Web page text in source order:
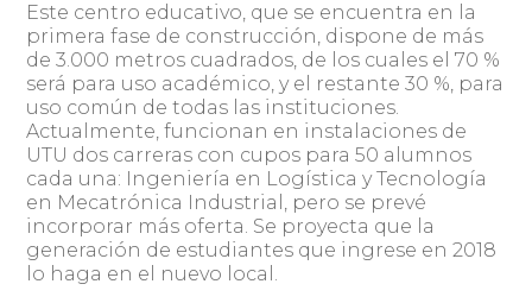
Este centro educativo, que se encuentra en la
primera fase de construcción, dispone de más
de 3.000 metros cuadrados, de los cuales el 70 %
será para uso académico, y el restante 30 %, para
uso común de todas las instituciones.
Actualmente, funcionan en instalaciones de
UTU dos carreras con cupos para 50 alumnos
cada una: Ingeniería en Logística y Tecnología
en Mecatrónica Industrial, pero se prevé
incorporar más oferta. Se proyecta que la
generación de estudiantes que ingrese en 2018
lo haga en el nuevo local.